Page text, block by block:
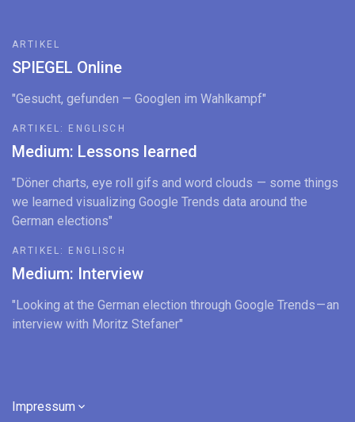
ARTIKEL
SPIEGEL Online
"Gesucht, gefunden — Googlen im Wahlkampf"
ARTIKEL: ENGLISCH
Medium: Lessons learned
"Döner charts, eye roll gifs and word clouds — some things
we learned visualizing Google Trends data around the
German elections"
ARTIKEL: ENGLISCH
Medium: Interview
"Looking at the German election through Google Trends — an
interview with Moritz Stefaner"
Impressum